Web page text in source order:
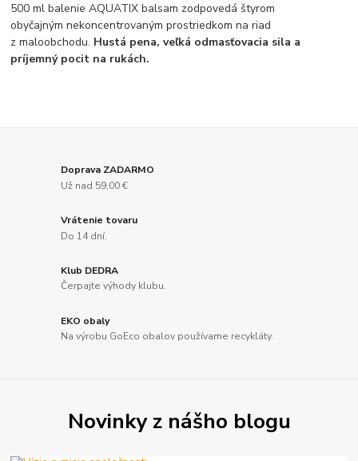
500 ml balenie AQUATIX balsam zodpovedá štyrom
obyčajným nekoncentrovaným prostriedkom na riad
z maloobchodu. Hustá pena, veľká odmasťovacia sila a
príjemný pocit na rukách.
Doprava ZADARMO
Už nad 59,00 €
Vrátenie tovaru
Do 14 dní.
Klub DEDRA
Čerpajte výhody klubu.
EKO obaly
Na výrobu GoEco obalov používame recykláty.
Novinky z nášho blogu